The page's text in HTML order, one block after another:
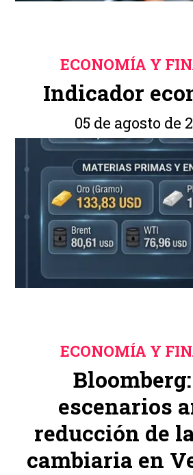
Indicador
ECONOMÍA Y
05 de agosto de
escenarios
reducción de
cambiaria en
ECONOMÍA Y